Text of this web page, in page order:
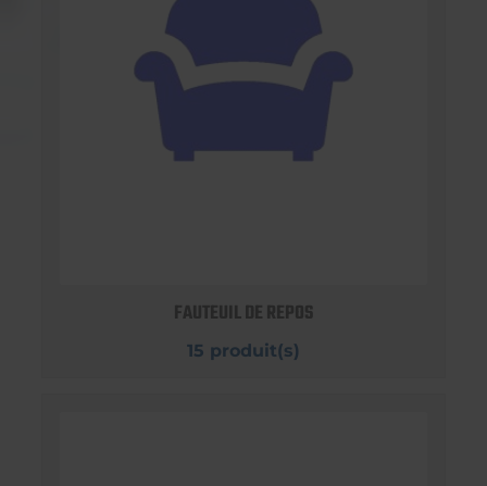
FAUTEUIL DE REPOS
15 produit(s)